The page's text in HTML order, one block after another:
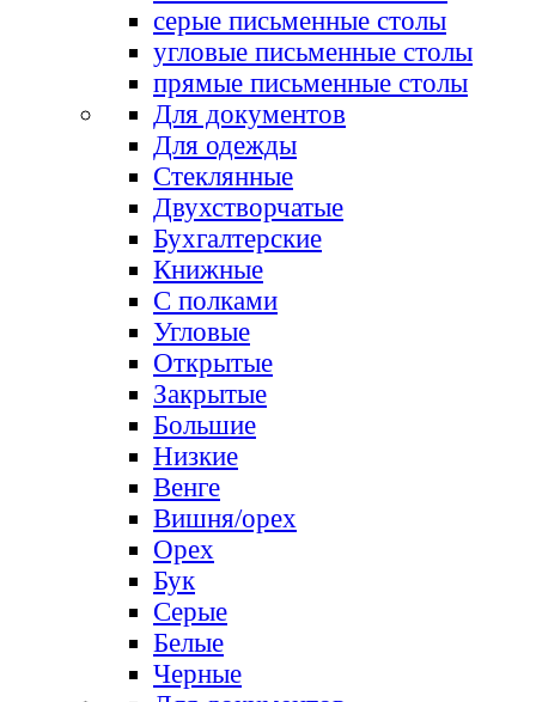
серые письменные столы
угловые письменные столы
прямые письменные столы
Для документов
Для одежды
Стеклянные
Двухстворчатые
Бухгалтерские
Книжные
С полками
Угловые
Открытые
Закрытые
Большие
Низкие
Венге
Вишня/орех
Орех
Бук
Серые
Белые
Черные